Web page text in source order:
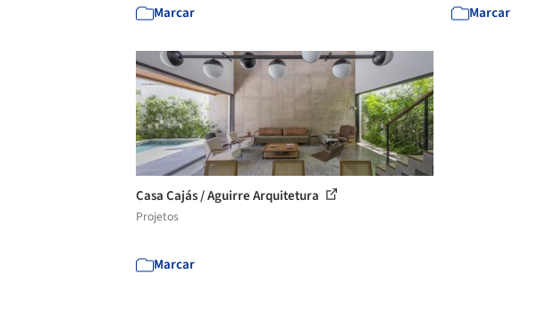
Marcar Marcar
Casa Cajás / Aguirre Arquitetura
Projetos
Marcar